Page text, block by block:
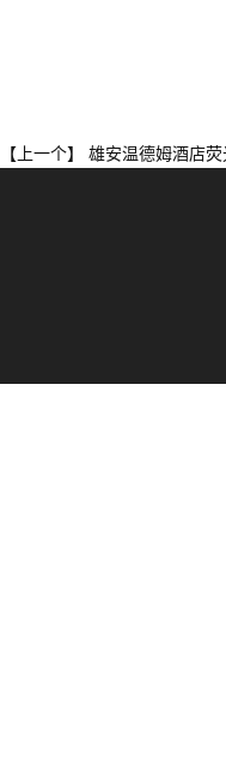
【上一个】 雄安温德姆酒店荧